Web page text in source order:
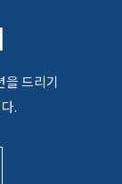
드리기
.